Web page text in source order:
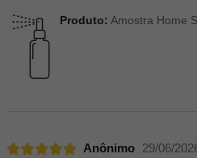
Produto: Amostra Home
Anônimo
29/06/